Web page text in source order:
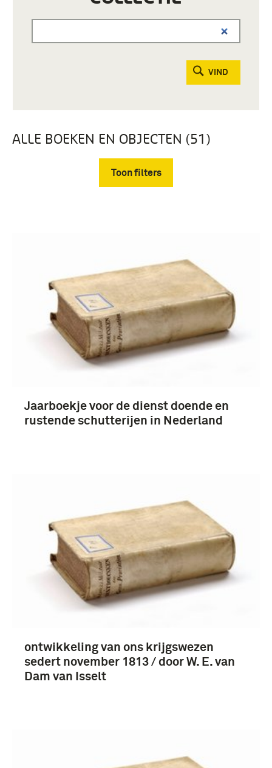
VIND
ALLE BOEKEN EN OBJECTEN (51)
Toon filters
Prenten en Tekeningen, Collectie Ten Raa (34)
boek (7)
voorschrift (4)
Koninkrijk der Nederlanden (1815-heden) (51)
infanterie (6)
jager te paard (Wapen der Cavalerie) (4)
Koninklijke Landmacht (1813/1814-heden) (4)
Jaarboekje voor de dienst doende en
rustende schutterijen in Nederland
ontwikkeling van ons krijgswezen
sedert november 1813 / door W. E. van
Dam van Isselt